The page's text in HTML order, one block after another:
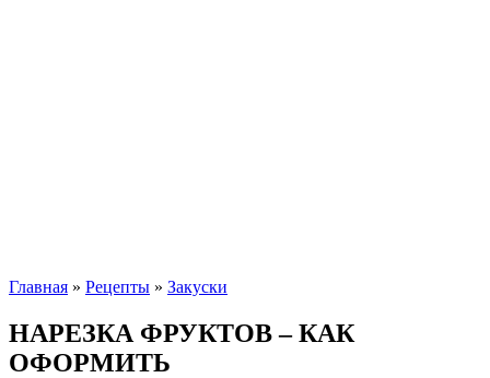
Главная » Рецепты » Закуски
НАРЕЗКА ФРУКТОВ – КАК
ОФОРМИТЬ